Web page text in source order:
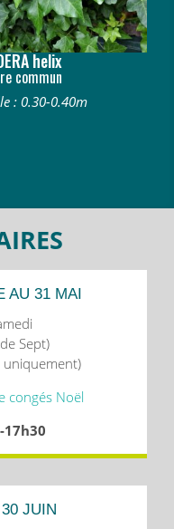
helix
commun
: 0.30-0.40m
AU 31 MAI
Sept)
uniquement)
congés Noël
17h30
JUIN